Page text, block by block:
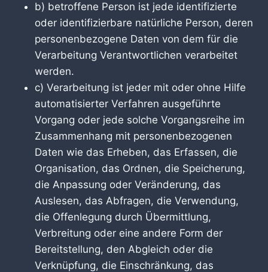
b) betroffene Person ist jede identifizierte
oder identifizierbare natürliche Person, deren
personenbezogene Daten von dem für die
Verarbeitung Verantwortlichen verarbeitet
werden.
c) Verarbeitung ist jeder mit oder ohne Hilfe
automatisierter Verfahren ausgeführte
Vorgang oder jede solche Vorgangsreihe im
Zusammenhang mit personenbezogenen
Daten wie das Erheben, das Erfassen, die
Organisation, das Ordnen, die Speicherung,
die Anpassung oder Veränderung, das
Auslesen, das Abfragen, die Verwendung,
die Offenlegung durch Übermittlung,
Verbreitung oder eine andere Form der
Bereitstellung, den Abgleich oder die
Verknüpfung, die Einschränkung, das